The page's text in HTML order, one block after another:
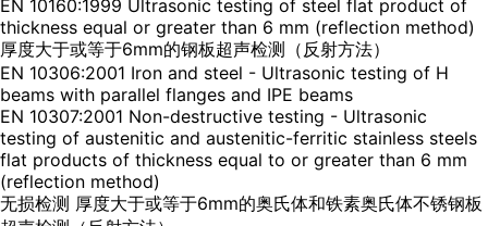
EN 10160:1999 Ultrasonic testing of steel flat product of
thickness equal or greater than 6 mm (reflection method)
厚度大于或等于6mm的钢板超声检测（反射方法）
EN 10306:2001 Iron and steel - Ultrasonic testing of H
beams with parallel flanges and IPE beams
EN 10307:2001 Non-destructive testing - Ultrasonic
testing of austenitic and austenitic-ferritic stainless steels
flat products of thickness equal to or greater than 6 mm
(reflection method)
无损检测 厚度大于或等于6mm的奥氏体和铁素奥氏体不锈钢板